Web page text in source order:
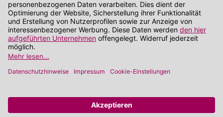
*
Angabe zu Rabatt und Preisnachlass bezieht sich auf die Preisempfehlung des
**
Wir nutzen Trusted Shops als unabhängigen Dienstleister für die Einholung von
Bewertungen. Trusted Shops hat Maßnahmen getroffen, um sicherzustellen, dass es